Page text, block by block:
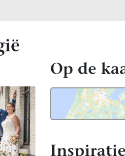
Op de
Inspiratie